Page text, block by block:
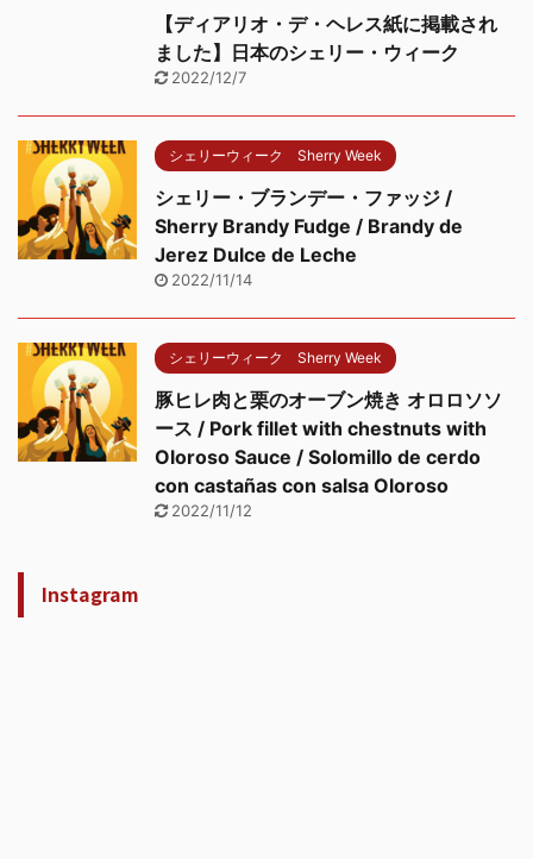
【ディアリオ・デ・ヘレス紙に掲載され
ました】日本のシェリー・ウィーク
2022/12/7
シェリーウィーク Sherry Week
シェリー・ブランデー・ファッジ /
Sherry Brandy Fudge / Brandy de
Jerez Dulce de Leche
2022/11/14
シェリーウィーク Sherry Week
豚ヒレ肉と栗のオーブン焼き オロロソソ
ース / Pork fillet with chestnuts with
Oloroso Sauce / Solomillo de cerdo
con castañas con salsa Oloroso
2022/11/12
Instagram